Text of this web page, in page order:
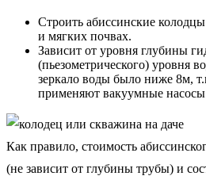
Строить абиссинские
и мягких почвах.
Зависит от уровня глубины
(пьезометрического) уровня
зеркало воды было ниже 8м,
применяют вакуумные
Как правило, стоимость
(не зависит от глубины трубы) и